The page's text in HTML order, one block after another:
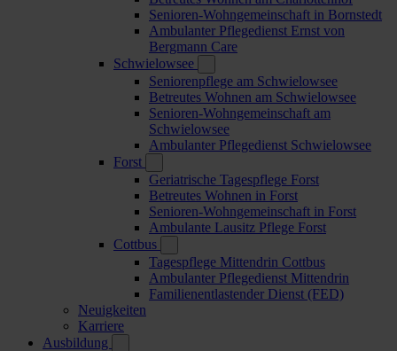
Senioren-Wohngemeinschaft in Bornstedt
Ambulanter Pflegedienst Ernst von
Bergmann Care
Schwielowsee
Seniorenpflege am Schwielowsee
Betreutes Wohnen am Schwielowsee
Senioren-Wohngemeinschaft am
Schwielowsee
Ambulanter Pflegedienst Schwielowsee
Forst
Geriatrische Tagespflege Forst
Betreutes Wohnen in Forst
Senioren-Wohngemeinschaft in Forst
Ambulante Lausitz Pflege Forst
Cottbus
Tagespflege Mittendrin Cottbus
Ambulanter Pflegedienst Mittendrin
Familienentlastender Dienst (FED)
Neuigkeiten
Karriere
Ausbildung